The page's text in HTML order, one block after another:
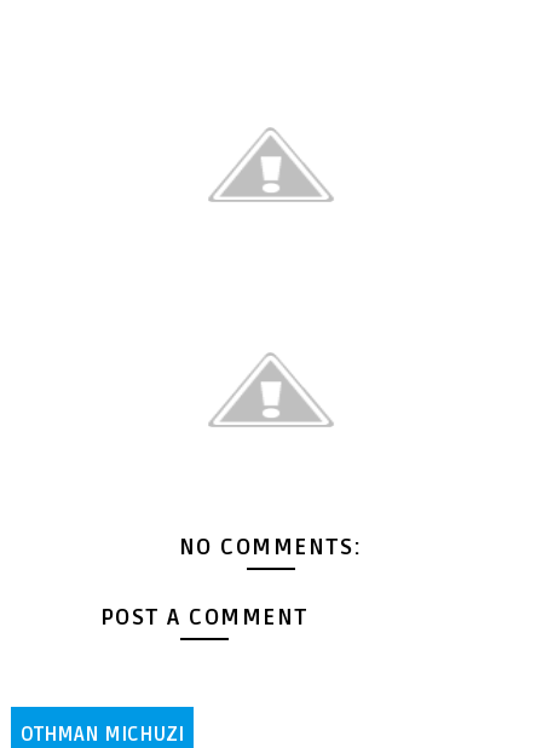
NO COMMENTS:
POST A COMMENT
OTHMAN MICHUZI